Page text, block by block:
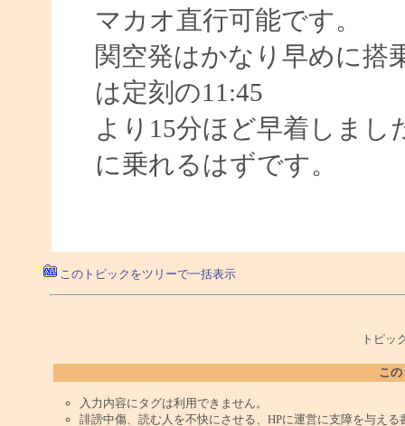
マカオ直行可能です。
関空発はかなり早めに搭
は定刻の11:45
より15分ほど早着しま
に乗れるはずです。
このトピックをツリーで一括表示
トピッ
こ
入力内容にタグは利用できません。
誹謗中傷、読む人を不快にさせる、HPに運営に支障を与え